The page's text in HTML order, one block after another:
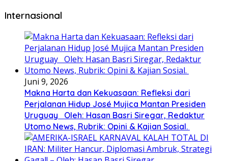
Internasional
Juni 9, 2026
Makna Harta dan Kekuasaan: Refleksi dari
Perjalanan Hidup José Mujica Mantan Presiden
Uruguay Oleh: Hasan Basri Siregar, Redaktur
Utomo News, Rubrik: Opini & Kajian Sosial.